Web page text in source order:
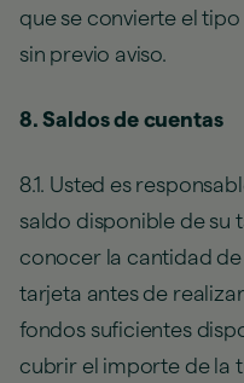
que se convierte el
sin previo aviso.
8. Saldos de cuentas
8.1. Usted es
saldo disponible de su
conocer la cantidad
tarjeta antes de
fondos suficientes
cubrir el importe de la